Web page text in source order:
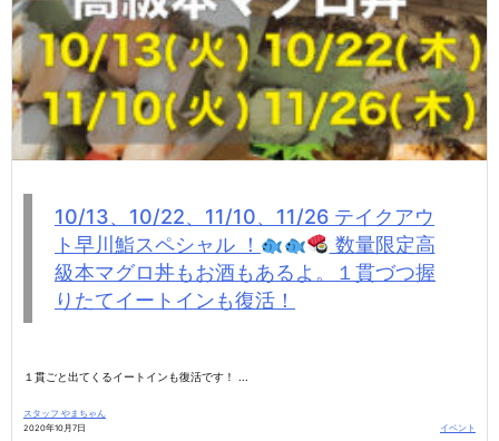
9月24日(木)テイクアウト早川鮨スペシャル
！
数量限定高級本マグロ丼もお酒もあ
るよ。１貫づつ握りたてイートインも復
活！
１貫ごと出てくるイートインも復活です！( ...
スタッフ やまちゃん
2020年9月13日
イベント